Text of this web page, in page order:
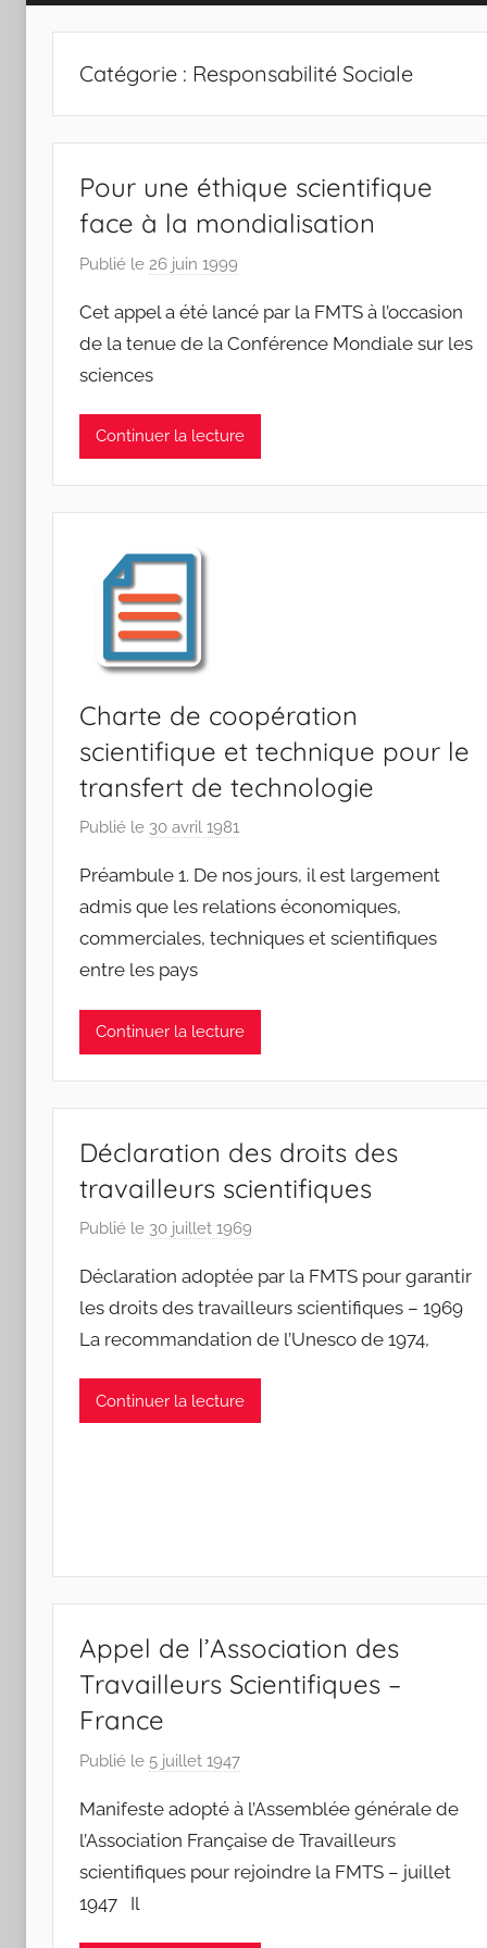
Catégorie : Responsabilité Sociale
Pour une éthique scientifique
face à la mondialisation
Publié le 26 juin 1999
r
F
S
W
F
S
Cet appel a été lancé par la FMTS à l’occasion
de la tenue de la Conférence Mondiale sur les
sciences
Continuer la lecture
Charte de coopération
scientifique et technique pour le
transfert de technologie
Publié le 30 avril 1981
r
F
M
W
F
S
W
Préambule 1. De nos jours, il est largement
admis que les relations économiques,
commerciales, techniques et scientifiques
entre les pays
Continuer la lecture
Déclaration des droits des
travailleurs scientifiques
Publié le 30 juillet 1969
r
F
M
W
Déclaration adoptée par la FMTS pour garantir
les droits des travailleurs scientifiques – 1969
La recommandation de l’Unesco de 1974,
Continuer la lecture
Appel de l’Association des
Travailleurs Scientifiques –
France
Publié le 5 juillet 1947
r
F
M
Manifeste adopté à l’Assemblée générale de
l’Association Française de Travailleurs
scientifiques pour rejoindre la FMTS – juillet
1947 Il